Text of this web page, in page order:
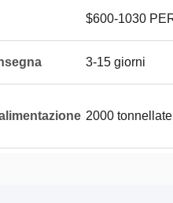
$600-1030
3-15 giorni
2000